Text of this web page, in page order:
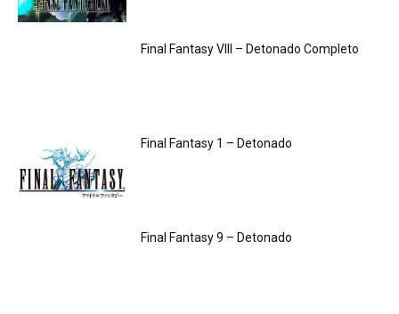
Final Fantasy VIII – Detonado Completo
Final Fantasy 1 – Detonado
Final Fantasy 9 – Detonado